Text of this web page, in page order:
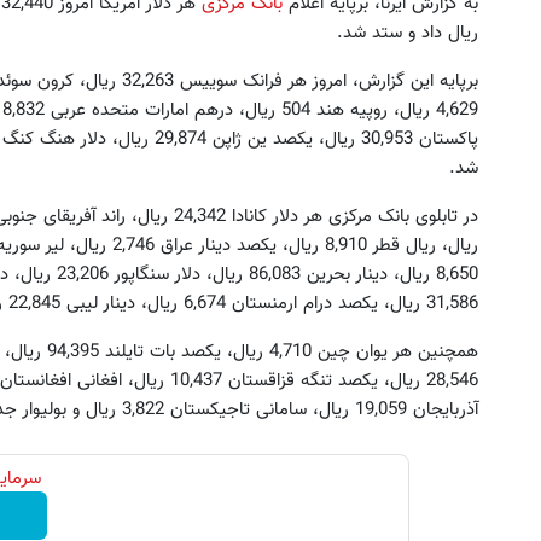
ریال داد و ستد شد.
شد.
31,586 ریال، یکصد درام ارمنستان 6,674 ریال، دینار لیبی 22,845 ریال تعیین ارزش شد.
آذربایجان 19,059 ریال، سامانی تاجیکستان 3,822 ریال و بولیوار جدید ونزوئلا 3,246 ریال قیمت‌گذاری شد.
پک تقویت موی جلبک توی حمومت
خرید محصول
به بزرگترین جشنواره ایمپلنت
! | فقط ۲۵ میلیون !
رزرورایگان نوبت